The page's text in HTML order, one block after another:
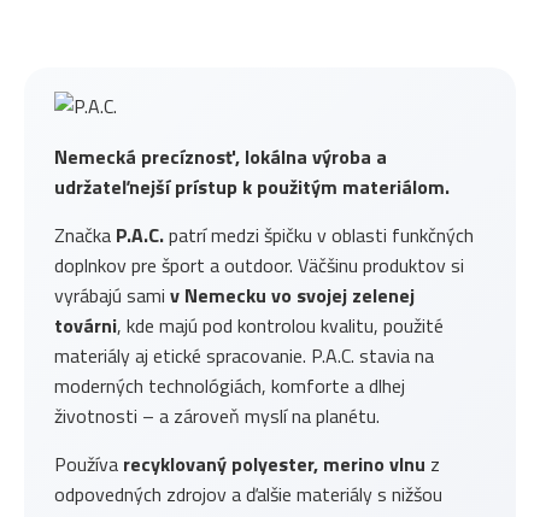
Nemecká precíznosť, lokálna výroba a
udržateľnejší prístup k použitým materiálom.
Značka P.A.C.patrí medzi špičku v oblasti funkčných
doplnkov pre šport a outdoor. Väčšinu produktov si
vyrábajú sami v Nemecku vo svojej zelenej
továrni, kde majú pod kontrolou kvalitu, použité
materiály aj etické spracovanie. P.A.C. stavia na
moderných technológiách, komforte a dlhej
životnosti – a zároveň myslí na planétu.
Používa recyklovaný polyester, merino vlnu z
odpovedných zdrojov a ďalšie materiály s nižšou